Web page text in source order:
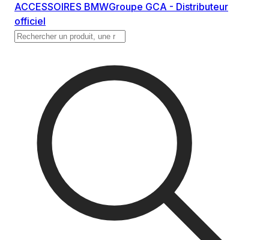
ACCESSOIRES BMWGroupe GCA - Distributeur
officiel